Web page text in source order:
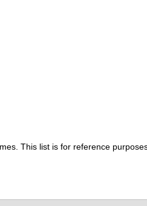
This list is for reference